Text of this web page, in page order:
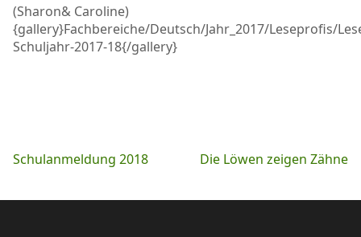
(Sharon& Caroline)
{gallery}Fachbereiche/Deutsch/Jahr_2017/Leseprofis/
Schuljahr-2017-18{/gallery}
Beitragsnavigation
Schulanmeldung 2018 Die Löwen zeigen Zähne